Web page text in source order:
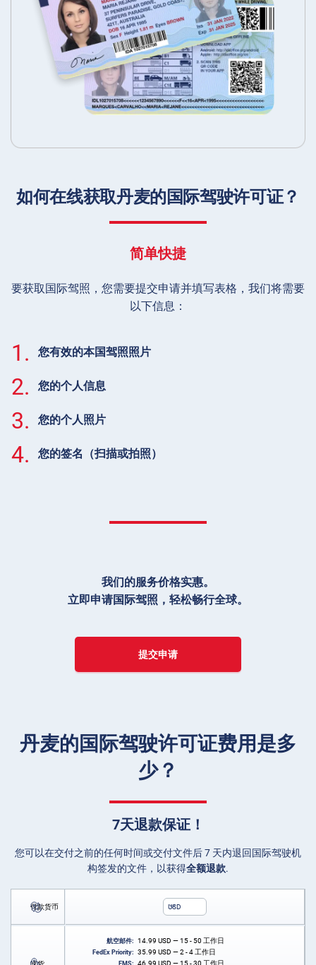
如何在线获取丹麦的国际驾驶许可证？
简单快捷
要获取国际驾照，您需要提交申请并填写表格，我们将需要
以下信息：
1. 您有效的本国驾照照片
2. 您的个人信息
3. 您的个人照片
4. 您的签名（扫描或拍照）
我们的服务价格实惠。
立即申请国际驾照，轻松畅行全球。
提交申请
丹麦的国际驾驶许可证费用是多
少？
7天退款保证！
您可以在交付之前的任何时间或交付文件后 7 天内退回国际驾驶机
构签发的文件，以获得全额退款.
付款货币 USD
航空邮件: 14.99 USD — 15 - 50 工作日
FedEx Priority: 35.99 USD — 2 - 4 工作日